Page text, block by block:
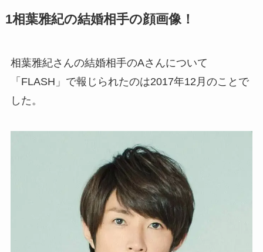
1相葉雅紀の結婚相手の顔画像！
相葉雅紀さんの結婚相手のAさんについて
「FLASH」で報じられたのは2017年12月のことで
した。